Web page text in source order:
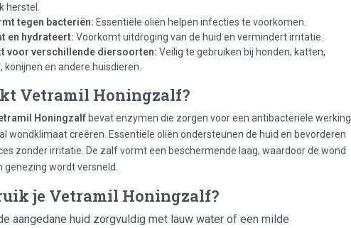
herstel.
tegen bacteriën: Essentiële oliën helpen infecties te voorkomen.
en hydrateert: Voorkomt uitdroging van de huid en vermindert irritatie.
voor verschillende diersoorten: Veilig te gebruiken bij honden, katten,
konijnen en andere huisdieren.
Vetramil Honingzalf?
Honingzalf bevat enzymen die zorgen voor een antibacteriële werking
wondklimaat creëren. Essentiële oliën ondersteunen de huid en bevorderen
zonder irritatie. De zalf vormt een beschermende laag, waardoor de wond
genezing wordt versneld.
je Vetramil Honingzalf?
aangedane huid zorgvuldig met lauw water of een milde